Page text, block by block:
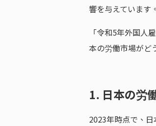
響を与えています。
「令和5年外国人
本の労働市場がど
1. 日本の労
2023年時点で、日